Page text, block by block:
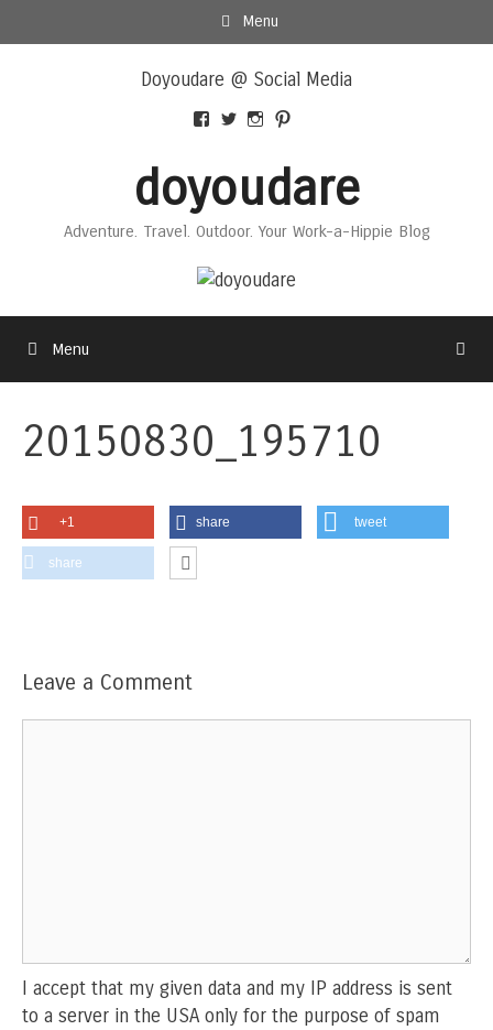
to
Menu
Doyoudare @ Social Media
View
Facebook
View
Twitter
View
Instagram
View
on
Pinterest
doyoudare
Adventure. Travel. Outdoor. Your Work-a-Hippie Blog
Menu
20150830_195710
+1 share tweet
share
Leave a Comment
I accept that my given data and my IP address is sent
to a server in the USA only for the purpose of spam